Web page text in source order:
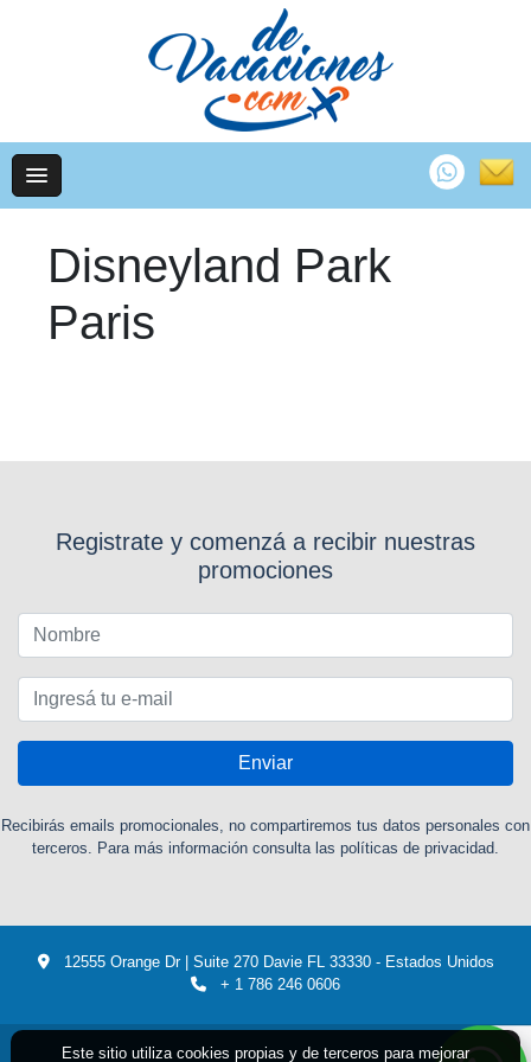
Disneyland Park
Paris
Registrate y comenzá a recibir nuestras
promociones
Enviar
Recibirás emails promocionales, no compartiremos tus datos personales con
terceros. Para más información consulta las políticas de privacidad.
12555 Orange Dr | Suite 270 Davie FL 33330 - Estados Unidos
+ 1 786 246 0606
Este sitio utiliza cookies propias y de terceros para mejorar